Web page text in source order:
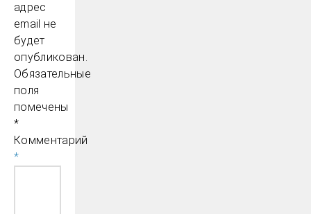
адрес
email не
будет
опубликован.
Обязательные
поля
помечены
*
Комментарий
*